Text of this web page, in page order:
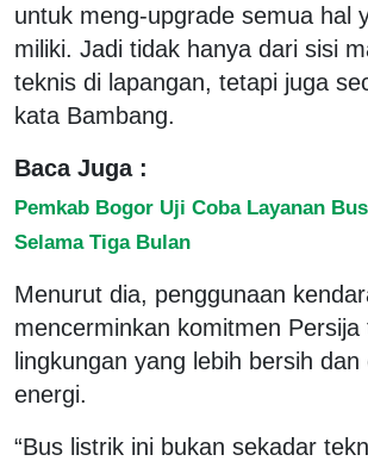
untuk meng-upgrade semua hal
miliki. Jadi tidak hanya dari sisi
teknis di lapangan, tetapi juga
kata Bambang.
Baca Juga :
Pemkab Bogor Uji Coba Layanan
Selama Tiga Bulan
Menurut dia, penggunaan
mencerminkan komitmen Persija
lingkungan yang lebih bersih dan
energi.
“Bus listrik ini bukan sekadar